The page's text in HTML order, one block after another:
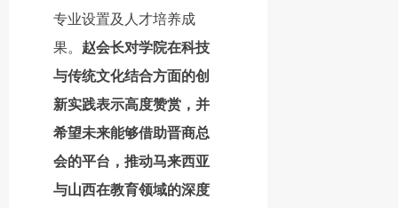
专业设置及人才培养成
果。 赵会长对学院在科技
与传统文化结合方面的创
新实践表示高度赞赏，并
希望未来能够借助晋商总
会的平台，推动马来西亚
与山西在教育领域的深度